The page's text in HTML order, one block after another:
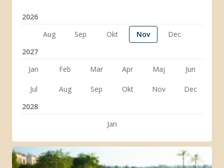
2026
Aug
Sep Okt Nov
Dec
2027
Jan
Feb Mar Apr Maj Jun
Jul Aug Sep Okt Nov
Dec
2028
Jan